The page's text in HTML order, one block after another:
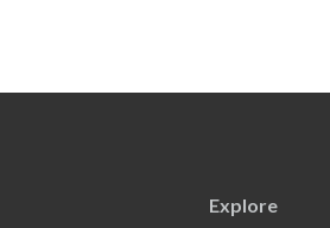
Explore